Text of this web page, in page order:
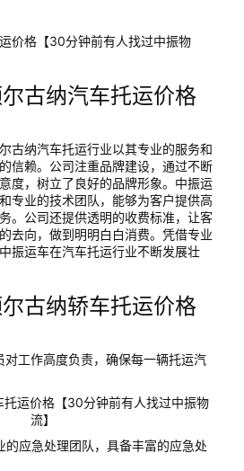
价格【30分钟前有人找过中振物
古纳汽车托运价格
古纳汽车托运行业以其专业的服务和
信赖。公司注重品牌建设，通过不断
度，树立了良好的品牌形象。中振运
专业的技术团队，能够为客户提供高
。公司还提供透明的收费标准，让客
去向，做到明明白白消费。凭借专业
振运车在汽车托运行业不断发展壮
古纳轿车托运价格
对工作高度负责，确保每一辆托运汽
的应急处理团队，具备丰富的应急处